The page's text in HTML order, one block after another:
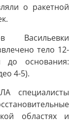
о ракетной
Васильевки
тело 12-
до основания:
4-5).
специалисты
областях и